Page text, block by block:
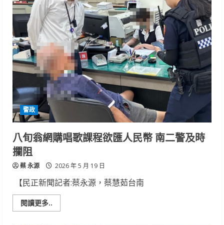
句
話
點
醒
民
眾
成
功
攔
阻
百
萬
匯
款
警政
八旬翁網購唱歌課程欲匯人民幣 南二警及時
攔阻
蔡 永源 2026 年 5 月 19 日
【民正新聞記者:蔡永源，蔡慧茹台南
閱讀更多..
more